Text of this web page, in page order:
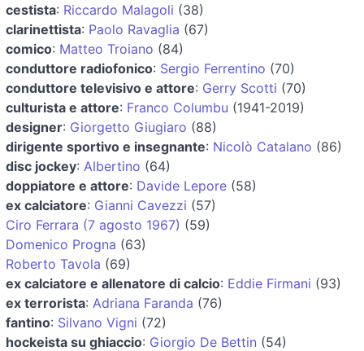
cestista: Riccardo Malagoli (38)
clarinettista: Paolo Ravaglia (67)
comico: Matteo Troiano (84)
conduttore radiofonico: Sergio Ferrentino (70)
conduttore televisivo e attore: Gerry Scotti (70)
culturista e attore: Franco Columbu (1941-2019)
designer: Giorgetto Giugiaro (88)
dirigente sportivo e insegnante: Nicolò Catalano (86)
disc jockey: Albertino (64)
doppiatore e attore: Davide Lepore (58)
ex calciatore: Gianni Cavezzi (57)
Ciro Ferrara (7 agosto 1967) (59)
Domenico Progna (63)
Roberto Tavola (69)
ex calciatore e allenatore di calcio: Eddie Firmani (93)
ex terrorista: Adriana Faranda (76)
fantino: Silvano Vigni (72)
hockeista su ghiaccio: Giorgio De Bettin (54)